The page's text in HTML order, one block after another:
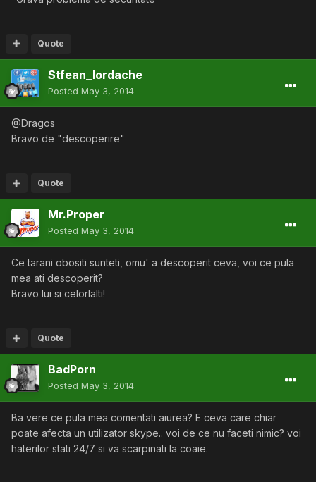
Quote
Stfean_Iordache
Posted May 3, 2014
@Dragos
Bravo de "descoperire"
Quote
Mr.Proper
Posted May 3, 2014
Ce tarani obositi sunteti, omu' a descoperit ceva, voi ce pula
mea ati descoperit?
Bravo lui si celorlalti!
Quote
BadPorn
Posted May 3, 2014
Ba vere ce pula mea comentati aiurea? E ceva care chiar
poate afecta un utilizator skype.. voi de ce nu faceti nimic? voi
haterilor stati 24/7 si va scarpinati la coaie.